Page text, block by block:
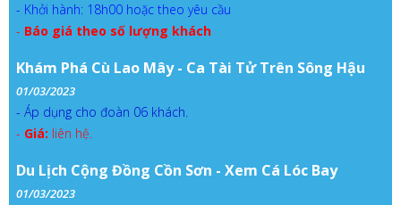
- Khởi hành: 18h00 hoặc theo yêu cầu
- Báo giá theo số lượng khách
Khám Phá Cù Lao Mây - Ca Tài Tử Trên Sông Hậu
01/03/2023
- Áp dụng cho đoàn 06 khách.
- Giá: liên hệ.
Du Lịch Cộng Đồng Cồn Sơn - Xem Cá Lóc Bay
01/03/2023